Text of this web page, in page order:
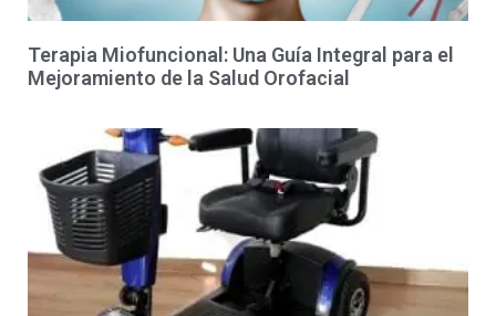
Terapia Miofuncional: Una Guía Integral para el
Mejoramiento de la Salud Orofacial